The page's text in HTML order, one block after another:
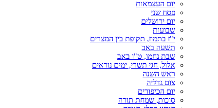
יום העצמאות
פסח שני
יום ירושלים
שבועות
י"ז בתמוז, תקופת בין המצרים
תשעה באב
שבת נחמו, ט"ו באב
אלול, חגי תשרי, ימים נוראים
ראש השנה
צום גדליה
יום הכיפורים
סוכות, שמחת תורה